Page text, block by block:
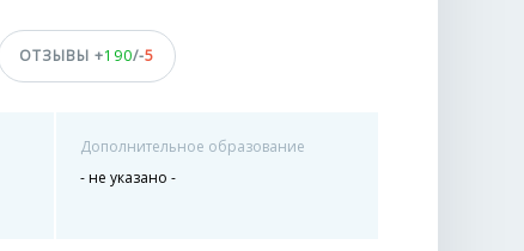
ОТЗЫВЫ +190/-5
Дополнительное образование
- не указано -